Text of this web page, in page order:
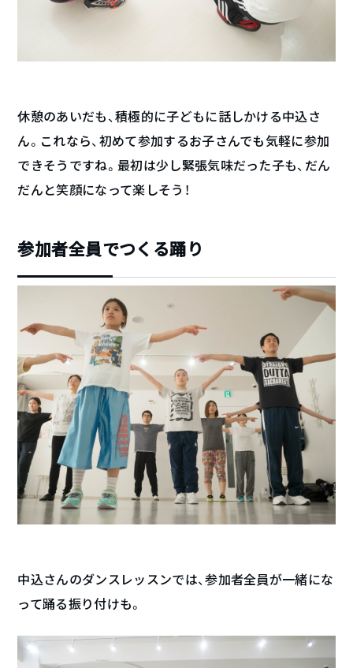
休憩のあいだも、積極的に子どもに話しかける中込さ
ん。これなら、初めて参加するお子さんでも気軽に参加
できそうですね。最初は少し緊張気味だった子も、だん
だんと笑顔になって楽しそう！
参加者全員でつくる踊り
中込さんのダンスレッスンでは、参加者全員が一緒にな
って踊る振り付けも。